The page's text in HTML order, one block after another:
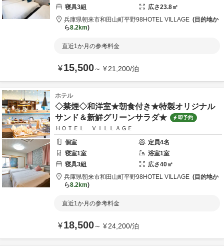
寝具3組 広さ23.8㎡
兵庫県朝来市和田山町平野98HOTEL VILLAGE
目的地か
ら8.2km
直近1か月の参考料金
¥15,500～ ¥21,200/泊
ホテル
◇禁煙◇和洋室★朝食付き★特製オリジナル
サンド＆新鮮グリーンサラダ★
即予約
ＨＯＴＥＬ ＶＩＬＬＡＧＥ
個室
定員4名
寝室1室 浴室1室
寝具3組 広さ40㎡
兵庫県朝来市和田山町平野98HOTEL VILLAGE
目的地か
ら8.2km
直近1か月の参考料金
¥18,500～ ¥24,200/泊